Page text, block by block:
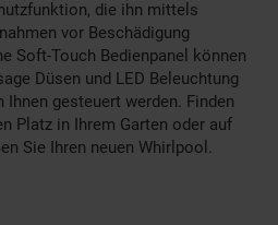
die ihn mittels
vor Beschädigung
Soft-Touch Bedienpanel können
Düsen und LED Beleuchtung
gesteuert werden. Finden
Platz in Ihrem Garten oder auf
Sie Ihren neuen Whirlpool.